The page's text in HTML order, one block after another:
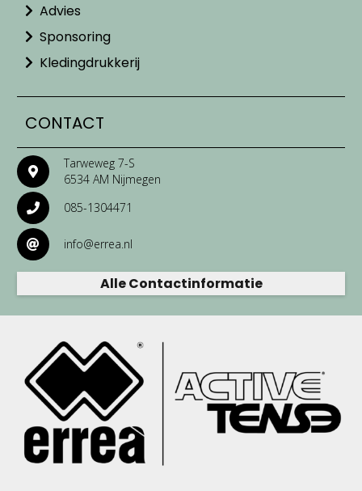
Advies
Sponsoring
Kledingdrukkerij
CONTACT
Tarweweg 7-S
6534 AM Nijmegen
085-1304471
info@errea.nl
Alle Contactinformatie